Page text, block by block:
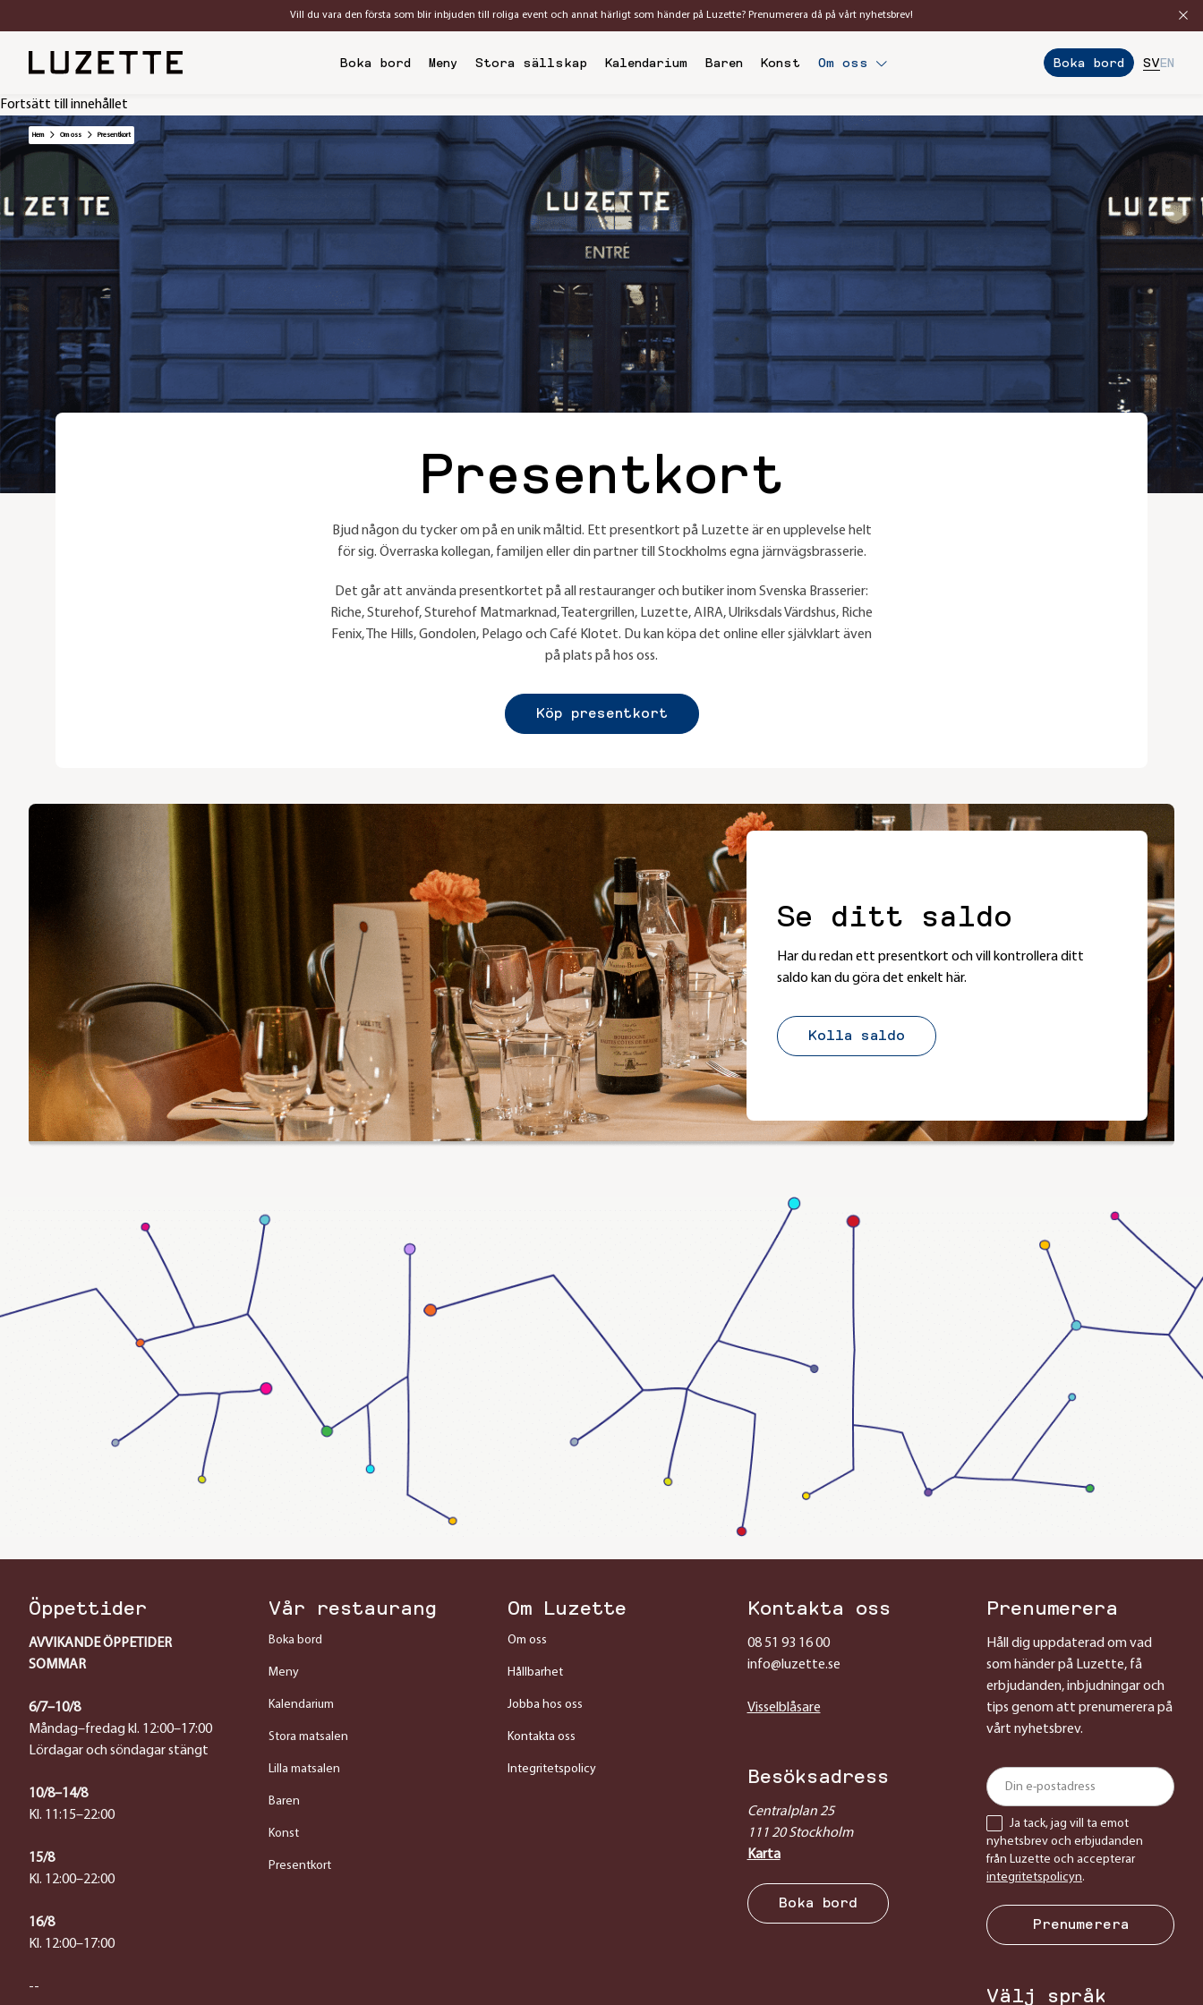
Fortsätt till innehållet
Vill du vara den första som blir inbjuden till roliga event och annat härligt som händer på Luzette? Prenumerera då på vårt nyhetsbrev!
Boka bord Meny Stora sällskap Kalendarium Baren Konst Om oss Boka bord SVEN
Hem Om oss Presentkort
Present­kort
Bjud någon du tycker om på en unik måltid. Ett presentkort på Luzette är en upplevelse helt
för sig. Överraska kollegan, familjen eller din partner till Stockholms egna järnvägsbrasserie.
Det går att använda presentkortet på all restauranger och butiker inom Svenska Brasserier:
Riche, Sturehof, Sturehof Matmarknad, Teatergrillen, Luzette, AIRA, Ulriksdals Värdshus, Riche
Fenix, The Hills, Gondolen, Pelago och Café Klotet. Du kan köpa det online eller självklart även
på plats på hos oss.
Köp presentkort
Se ditt saldo
Har du redan ett presentkort och vill kontrollera ditt
saldo kan du göra det enkelt här.
Kolla saldo
Öppettider
AVVIKANDE ÖPPETIDER
SOMMAR
6/7–10/8
Måndag–fredag kl. 12:00–17:00
Lördagar och söndagar stängt
10/8–14/8
Kl. 11:15–22:00
15/8
Kl. 12:00–22:00
16/8
Kl. 12:00–17:00
--
Vår restaurang
Boka bord
Meny
Kalendarium
Stora matsalen
Lilla matsalen
Baren
Konst
Presentkort
Om Luzette
Om oss
Hållbarhet
Jobba hos oss
Kontakta oss
Integritetspolicy
Kontakta oss
08 51 93 16 00
info@luzette.se
Visselblåsare
Besöksadress
Centralplan 25
111 20 Stockholm
Karta
Boka bord
Prenumerera
Håll dig uppdaterad om vad
som händer på Luzette, få
erbjudanden, inbjudningar och
tips genom att prenumerera på
vårt nyhetsbrev.
Ja tack, jag vill ta emot
nyhetsbrev och erbjudanden
från Luzette och accepterar
integritetspolicyn.
Prenumerera
Välj språk